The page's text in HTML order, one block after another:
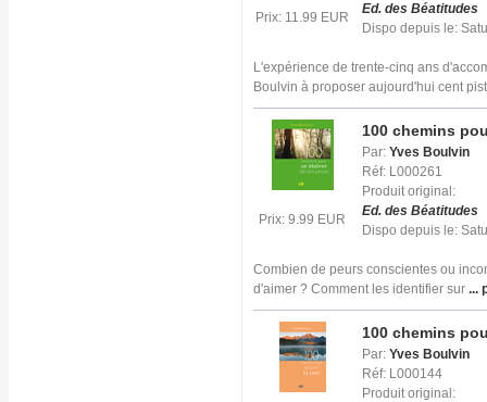
Prix: 11.99 EUR
Ed. des Béatitudes
Dispo depuis le:
L'expérience de trente-cinq ans
Boulvin à proposer aujourd'hui cent
Prix: 9.99 EUR
100 chemins
Par: Yves Boulvin
Réf: L000261
Produit original:
Ed. des Béatitudes
Dispo depuis le:
Combien de peurs conscientes ou
d'aimer ? Comment les identifier sur ...
100 chemins
Par: Yves Boulvin
Réf: L000144
Produit original: